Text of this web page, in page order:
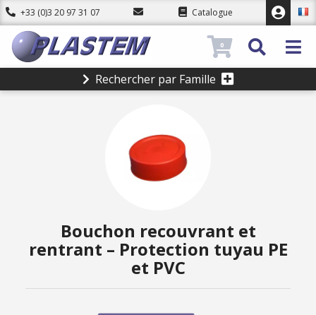
+33 (0)3 20 97 31 07 Catalogue
Rechercher par Famille
0
Bouchon recouvrant et
rentrant – Protection tuyau PE
et PVC